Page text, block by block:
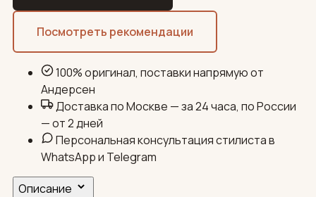
Посмотреть рекомендации
100% оригинал, поставки напрямую от
Андерсен
Доставка по Москве — за 24 часа, по России
— от 2 дней
Персональная консультация стилиста в
WhatsApp и Telegram
Описание